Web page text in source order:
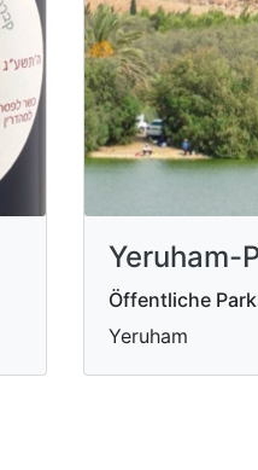
Yeruham-
Öffentliche
Yeruham